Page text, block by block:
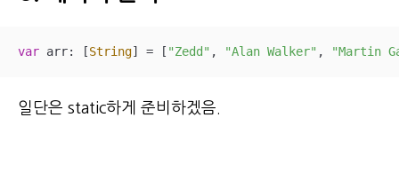
var arr: [String] = [ "Zedd" , "Alan Walker" , "Martin
일단은 static하게 준비하겠음.